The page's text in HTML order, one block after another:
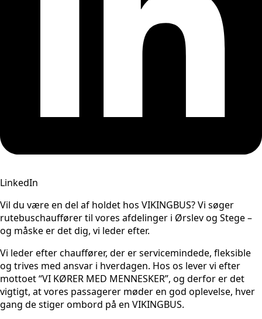
LinkedIn
Vil du være en del af holdet hos VIKINGBUS? Vi søger
rutebuschauffører til vores afdelinger i Ørslev og Stege –
og måske er det dig, vi leder efter.
Vi leder efter chauffører, der er servicemindede, fleksible
og trives med ansvar i hverdagen. Hos os lever vi efter
mottoet “VI KØRER MED MENNESKER”, og derfor er det
vigtigt, at vores passagerer møder en god oplevelse, hver
gang de stiger ombord på en VIKINGBUS.